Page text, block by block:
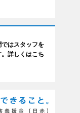
はスタッフを
詳しくはこち